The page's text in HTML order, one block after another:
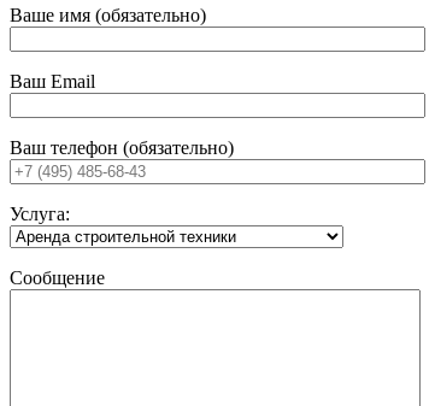
Ваше имя (обязательно)
Ваш Email
Ваш телефон (обязательно)
Услуга:
Сообщение